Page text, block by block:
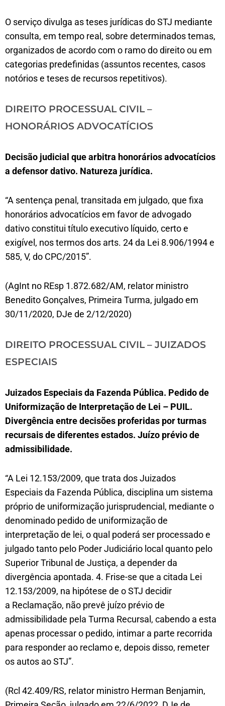
O serviço divulga as teses jurídicas do STJ mediante
consulta, em tempo real, sobre determinados temas,
organizados de acordo com o ramo do direito ou em
categorias predefinidas (assuntos recentes, casos
notórios e teses de recursos repetitivos).
DIREITO PROCESSUAL CIVIL –
HONORÁRIOS ADVOCATÍCIOS
Decisão judicial que arbitra honorários advocatícios
a defensor dativo. Natureza jurídica.
“A sentença penal, transitada em julgado, que fixa
honorários advocatícios em favor de advogado
dativo constitui título executivo líquido, certo e
exigível, nos termos dos arts. 24 da Lei 8.906/1994 e
585, V, do CPC/2015”.
(AgInt no REsp 1.872.682/AM, relator ministro
Benedito Gonçalves, Primeira Turma, julgado em
30/11/2020, DJe de 2/12/2020)
DIREITO PROCESSUAL CIVIL – JUIZADOS
ESPECIAIS
Juizados Especiais da Fazenda Pública. Pedido de
Uniformização de Interpretação de Lei – PUIL.
Divergência entre decisões proferidas por turmas
recursais de diferentes estados. Juízo prévio de
admissibilidade.
“A Lei 12.153/2009, que trata dos Juizados
Especiais da Fazenda Pública, disciplina um sistema
próprio de uniformização jurisprudencial, mediante o
denominado pedido de uniformização de
interpretação de lei, o qual poderá ser processado e
julgado tanto pelo Poder Judiciário local quanto pelo
Superior Tribunal de Justiça, a depender da
divergência apontada. 4. Frise-se que a citada Lei
12.153/2009, na hipótese de o STJ decidir
a Reclamação, não prevê juízo prévio de
admissibilidade pela Turma Recursal, cabendo a esta
apenas processar o pedido, intimar a parte recorrida
para responder ao reclamo e, depois disso, remeter
os autos ao STJ”.
(Rcl 42.409/RS, relator ministro Herman Benjamin,